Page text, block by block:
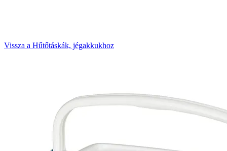
Vissza a Hűtőtáskák, jégakkukhoz